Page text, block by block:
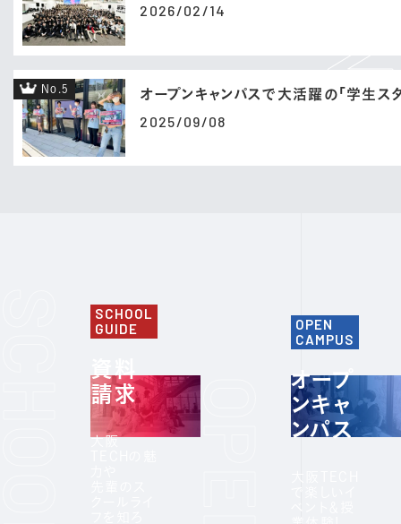
2026/02/14
No.5 オープンキャンパスで大活躍の「学生ス
2025/09/08
SCHOOL
GUIDE
資料
請求
大阪
OPEN
CAMPUS
オープ
ンキャ
ンパス
で楽しいイ
ベント＆授